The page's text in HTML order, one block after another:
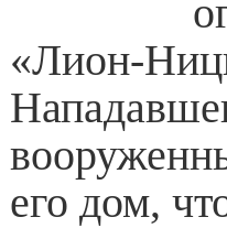
«Лион-
его дом,